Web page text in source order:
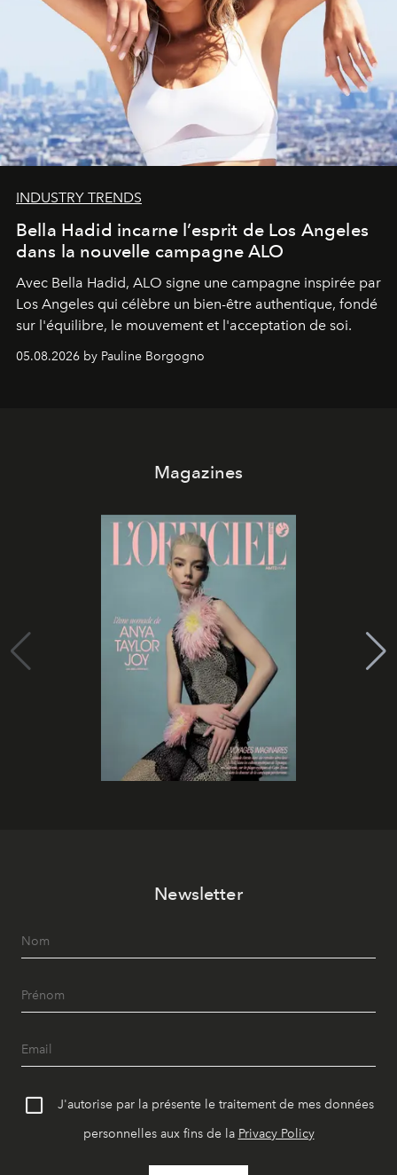
INDUSTRY TRENDS
Bella Hadid incarne l’esprit de Los Angeles
dans la nouvelle campagne ALO
Avec Bella Hadid, ALO signe une campagne inspirée par
Los Angeles qui célèbre un bien-être authentique, fondé
sur l'équilibre, le mouvement et l'acceptation de soi.
05.08.2026 by Pauline Borgogno
Magazines
Newsletter
J'autorise par la présente le traitement de mes données
personnelles aux fins de la Privacy Policy